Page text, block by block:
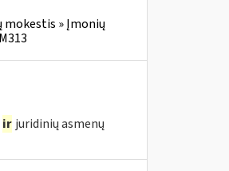
mokestis » Įmonių
ir juridinių asmenų